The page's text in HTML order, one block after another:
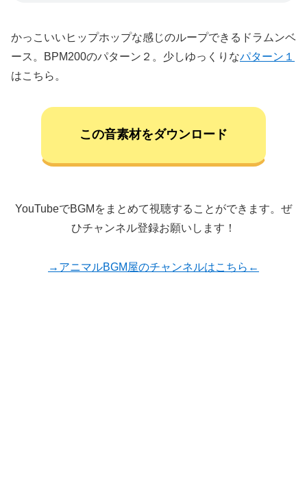
かっこいいヒップホップな感じのループできるドラムンベ
ース。BPM200のパターン２。少しゆっくりなパターン１
はこちら。
この音素材をダウンロード
YouTubeでBGMをまとめて視聴することができます。ぜ
ひチャンネル登録お願いします！
→アニマルBGM屋のチャンネルはこちら←